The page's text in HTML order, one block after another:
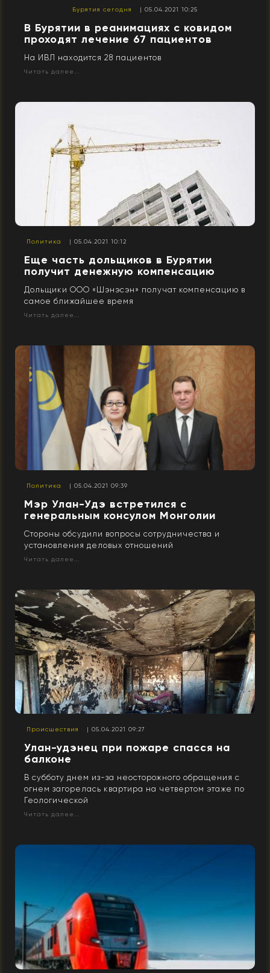
Бурятия сегодня | 05.04.2021 10:25
В Бурятии в реанимациях с ковидом
проходят лечение 67 пациентов
На ИВЛ находится 28 пациентов
Читать далее...
Политика | 05.04.2021 10:12
Еще часть дольщиков в Бурятии
получит денежную компенсацию
Дольщики ООО «Шэнэсэн» получат компенсацию в
самое ближайшее время
Читать далее...
Политика | 05.04.2021 09:39
Мэр Улан-Удэ встретился с
генеральным консулом Монголии
Стороны обсудили вопросы сотрудничества и
установления деловых отношений
Читать далее...
Происшествия | 05.04.2021 09:27
Улан-удэнец при пожаре спасся на
балконе
В субботу днем из-за неосторожного обращения с
огнем загорелась квартира на четвертом этаже по
Геологической
Читать далее...